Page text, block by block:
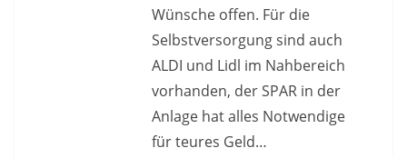
Wünsche offen. Für die
Selbstversorgung sind auch
ALDI und Lidl im Nahbereich
vorhanden, der SPAR in der
Anlage hat alles Notwendige
für teures Geld…